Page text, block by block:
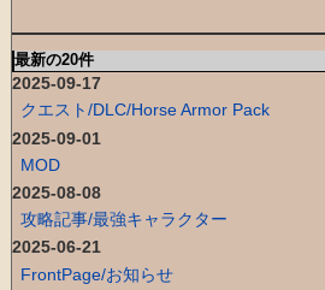
最新の20件
2025-09-17
クエスト/DLC/Horse Armor Pack
2025-09-01
MOD
2025-08-08
攻略記事/最強キャラクター
2025-06-21
FrontPage/お知らせ